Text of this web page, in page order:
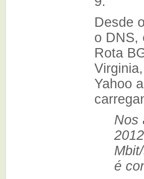
Desde
o DNS,
Rota
Yahoo
Nos
é